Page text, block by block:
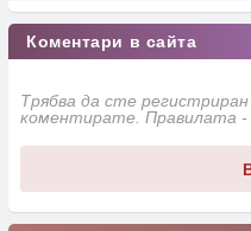
Коментари в сайта
Трябва да сте
коментирате. Правилата -